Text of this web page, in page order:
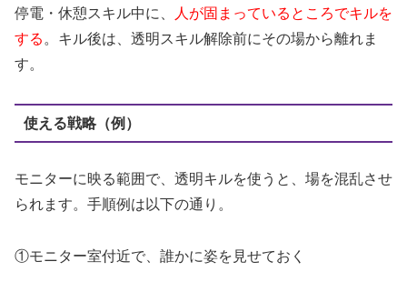
停電・休憩スキル中に、
人が固まっているところでキルを
する 。キル後は、透明スキル解除前にその場から離れま
す。
使える戦略（例）
モニターに映る範囲で、透明キルを使うと、場を混乱させ
られます。手順例は以下の通り。
①モニター室付近で、誰かに姿を見せておく